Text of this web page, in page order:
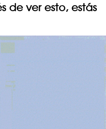
de ver esto, estás